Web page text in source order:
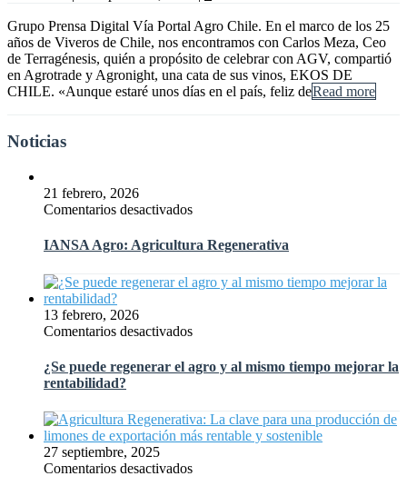
Grupo Prensa Digital Vía Portal Agro Chile. En el marco de los 25
años de Viveros de Chile, nos encontramos con Carlos Meza, Ceo
de Terragénesis, quién a propósito de celebrar con AGV, compartió
en Agrotrade y Agronight, una cata de sus vinos, EKOS DE
CHILE. «Aunque estaré unos días en el país, feliz deRead more
Noticias
21 febrero, 2026
Comentarios desactivadosen
Agro:
Agricultura
Regenerativa
IANSA Agro: Agricultura Regenerativa
13 febrero, 2026
Comentarios desactivadosen
puede
regenerar
agro
y
al
tiempo
¿Se puede regenerar el agro y al mismo tiempo mejorar la
rentabilidad?
27 septiembre, 2025
Comentarios desactivadosen